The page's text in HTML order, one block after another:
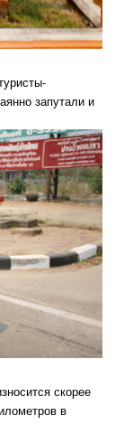
запутали и
скорее
в